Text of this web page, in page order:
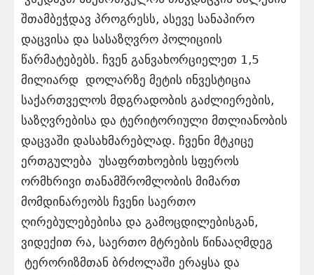
შთამბეჭდავ პროგრესს, ასევე სანაპირო
დაცვისა და სასაზღვრო პოლიციის
წარმატებებს. ჩვენ განვახორციელეთ 1,5
მილიარდ დოლარზე მეტის ინვესტიცია
საქართველოს მდგრადობის გაძლიერების,
საზღვრებისა და ტერიტორიული მთლიანობის
დაცვაში დასახმარებლად. ჩვენი მტკიცე
ერთგულება უსაფრთხოების სფეროს
ორმხრივი თანამშრომლობის მიმართ
მომდინარეობს ჩვენი საერთო
ღირებულებებისა და გამოცდილებისგან,
ვიდექით რა, საერთო მტრების წინააღმდეგ
ტერორიზმთან ბრძოლაში ერაყსა და